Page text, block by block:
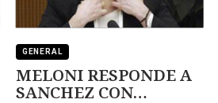
GENERAL
MELONI RESPONDE A
SANCHEZ CON